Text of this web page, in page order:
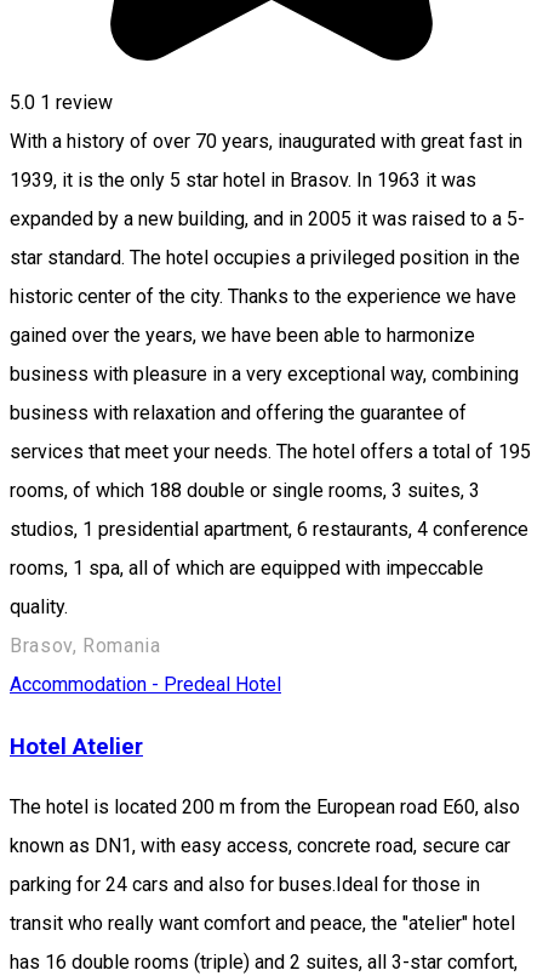
5.0 1 review
With a history of over 70 years, inaugurated with great fast in
1939, it is the only 5 star hotel in Brasov. In 1963 it was
expanded by a new building, and in 2005 it was raised to a 5-
star standard. The hotel occupies a privileged position in the
historic center of the city. Thanks to the experience we have
gained over the years, we have been able to harmonize
business with pleasure in a very exceptional way, combining
business with relaxation and offering the guarantee of
services that meet your needs. The hotel offers a total of 195
rooms, of which 188 double or single rooms, 3 suites, 3
studios, 1 presidential apartment, 6 restaurants, 4 conference
rooms, 1 spa, all of which are equipped with impeccable
quality.
Brasov, Romania
Accommodation - Predeal Hotel
Hotel Atelier
The hotel is located 200 m from the European road E60, also
known as DN1, with easy access, concrete road, secure car
parking for 24 cars and also for buses.Ideal for those in
transit who really want comfort and peace, the "atelier" hotel
has 16 double rooms (triple) and 2 suites, all 3-star comfort,